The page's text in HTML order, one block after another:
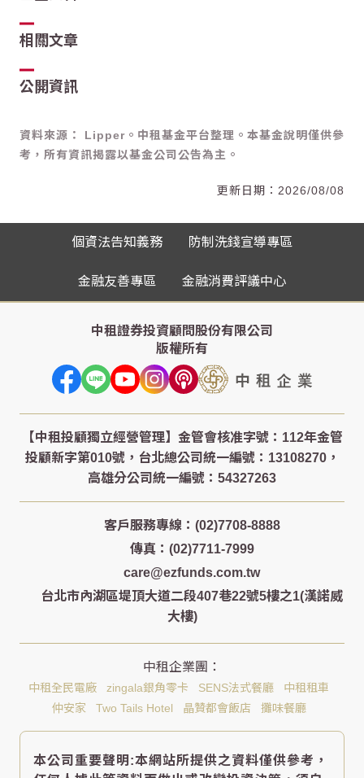
相關文章
公開資訊
資料來源： Lipper。中租基金平台整理。本基金說明僅供參
考，所有資訊揭露以基金公司公告為主。
2026/08/08
個資法告知義務 防制洗錢宣導專區
金融友善專區 金融消費評議中心
中租證券投資顧問股份有限公司
版權所有
客戶服務專線：(02)7708-8888
傳真：(02)7711-7999
care@ezfunds.com.tw
台北市內湖區堤頂大道二段407巷22號5樓之1(漢諾威
大樓)
中租全民電廠 zingala銀角零卡 SENS法式餐廳
中租租車
仲安家
Two Tails Hotel 晶贊都會飯店 攤味餐廳
本公司重要聲明:本網站所提供之資料僅供參考，